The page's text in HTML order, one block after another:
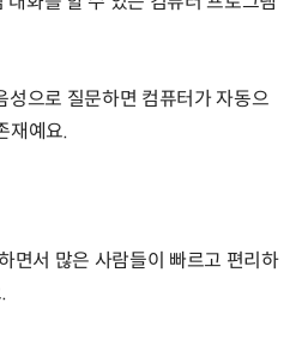
성으로 질문하면 컴퓨터가 자동으
재예요.
면서 많은 사람들이 빠르고 편리하